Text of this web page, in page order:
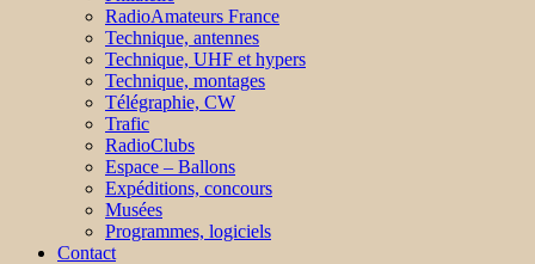
RadioAmateurs France
Technique, antennes
Technique, UHF et hypers
Technique, montages
Télégraphie, CW
Trafic
RadioClubs
Espace – Ballons
Expéditions, concours
Musées
Programmes, logiciels
Contact